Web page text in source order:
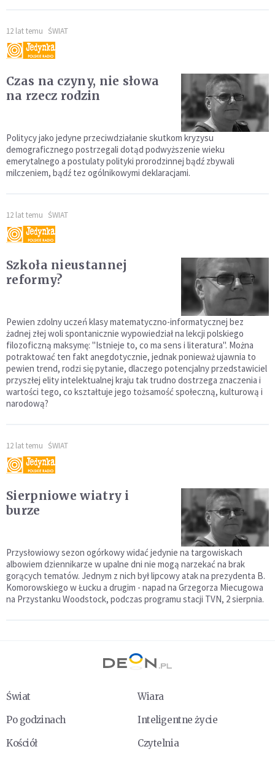
12 lat temu ŚWIAT
Czas na czyny, nie słowa
na rzecz rodzin
Politycy jako jedyne przeciwdziałanie skutkom kryzysu
demograficznego postrzegali dotąd podwyższenie wieku
emerytalnego a postulaty polityki prorodzinnej bądź zbywali
milczeniem, bądź tez ogólnikowymi deklaracjami.
12 lat temu ŚWIAT
Szkoła nieustannej
reformy?
Pewien zdolny uczeń klasy matematyczno-informatycznej bez
żadnej złej woli spontanicznie wypowiedział na lekcji polskiego
filozoficzną maksymę: "Istnieje to, co ma sens i literatura". Można
potraktować ten fakt anegdotycznie, jednak ponieważ ujawnia to
pewien trend, rodzi się pytanie, dlaczego potencjalny przedstawiciel
przyszłej elity intelektualnej kraju tak trudno dostrzega znaczenia i
wartości tego, co kształtuje jego tożsamość społeczną, kulturową i
narodową?
12 lat temu ŚWIAT
Sierpniowe wiatry i
burze
Przysłowiowy sezon ogórkowy widać jedynie na targowiskach
albowiem dziennikarze w upalne dni nie mogą narzekać na brak
gorących tematów. Jednym z nich był lipcowy atak na prezydenta B.
Komorowskiego w Łucku a drugim - napad na Grzegorza Miecugowa
na Przystanku Woodstock, podczas programu stacji TVN, 2 sierpnia.
Świat
Wiara
Po godzinach
Inteligentne życie
Kościół
Czytelnia